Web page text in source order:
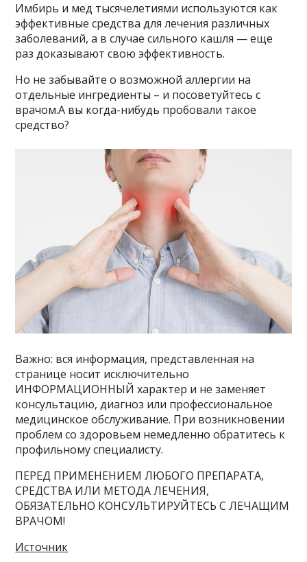
Имбирь и мед тысячелетиями используются как
эффективные средства для лечения различных
заболеваний, а в случае сильного кашля — еще
раз доказывают свою эффективность.
Но не забывайте о возможной аллергии на
отдельные ингредиенты – и посоветуйтесь с
врачом.А вы когда-нибудь пробовали такое
средство?
Важно: вся информация, представленная на
странице носит исключительно
ИНФОРМАЦИОННЫЙ характер и не заменяет
консультацию, диагноз или профессиональное
медицинское обслуживание. При возникновении
проблем со здоровьем немедленно обратитесь к
профильному специалисту.
ПЕРЕД ПРИМЕНЕНИЕМ ЛЮБОГО ПРЕПАРАТА,
СРЕДСТВА ИЛИ МЕТОДА ЛЕЧЕНИЯ,
ОБЯЗАТЕЛЬНО КОНСУЛЬТИРУЙТЕСЬ С ЛЕЧАЩИМ
ВРАЧОМ!
Источник